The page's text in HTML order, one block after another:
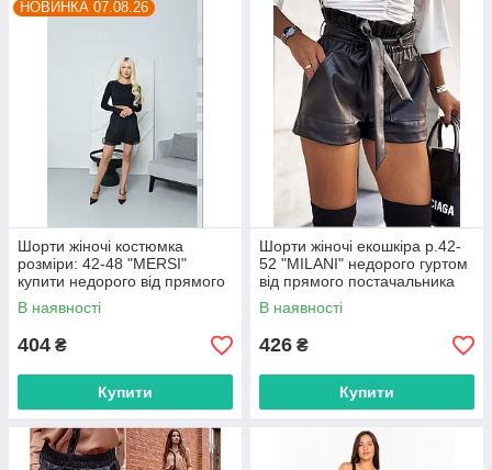
НОВИНКА 07.08.26
Шорти жіночі костюмка
розміри: 42-48 "MERSI"
купити недорого від прямого
постачальника
В наявності
404 ₴
Купити
Шорти жіночі екошкіра р.42-
52 "MILANI" недорого гуртом
від прямого постачальника
В наявності
426 ₴
Купити